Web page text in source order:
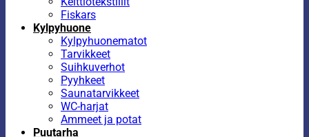
Fiskars
Kylpyhuone
Kylpyhuonematot
Tarvikkeet
Suihkuverhot
Pyyhkeet
Saunatarvikkeet
WC-harjat
Ammeet ja potat
Puutarha